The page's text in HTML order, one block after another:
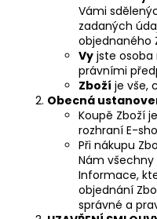
Vámi
zadaných
objednaného
Vy jste osoba
právními
Zboží je vše,
Obecná
Koupě Zboží
rozhraní E-
Při nákupu
Nám
Informace,
objednání
správné a